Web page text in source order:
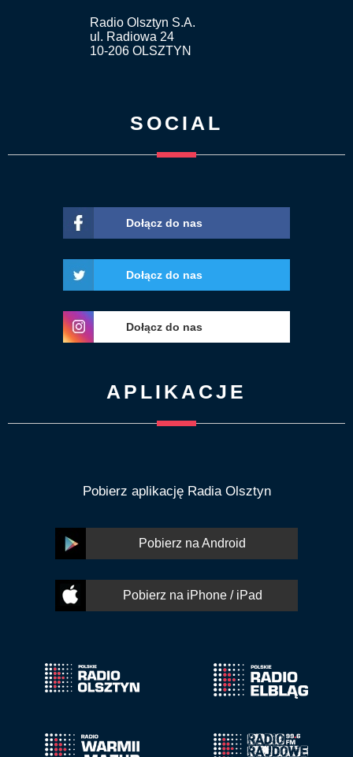
Radio Olsztyn S.A.
ul. Radiowa 24
10-206 OLSZTYN
SOCIAL
Dołącz do nas
Dołącz do nas
Dołącz do nas
APLIKACJE
Pobierz aplikację Radia Olsztyn
Pobierz na Android
Pobierz na iPhone / iPad